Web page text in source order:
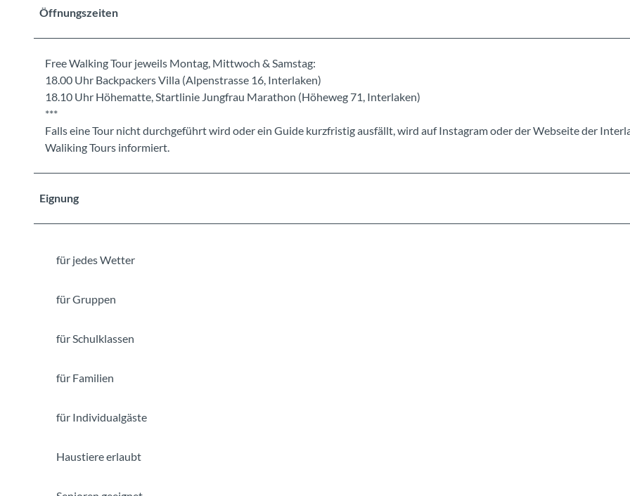
Öffnungszeiten
Free Walking Tour jeweils Montag, Mittwoch & Samstag:
18.00 Uhr Backpackers Villa (Alpenstrasse 16, Interlaken)
18.10 Uhr Höhematte, Startlinie Jungfrau Marathon (Höheweg 71, Interlaken)
***
Falls eine Tour nicht durchgeführt wird oder ein Guide kurzfristig ausfällt, wird auf Instagram oder der Webseite der
Waliking Tours informiert.
Eignung
für jedes Wetter
für Gruppen
für Schulklassen
für Familien
für Individualgäste
Haustiere erlaubt